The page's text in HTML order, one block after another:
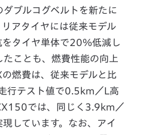
ブルコグベルトを新たに
アタイヤには従来モデル
をタイヤ単体で20％低減し
ことも、燃費性能の向上
燃費は、従来モデルと比
行テスト値で0.5km／L高
では、同じく3.9km／
しています。なお、アイ